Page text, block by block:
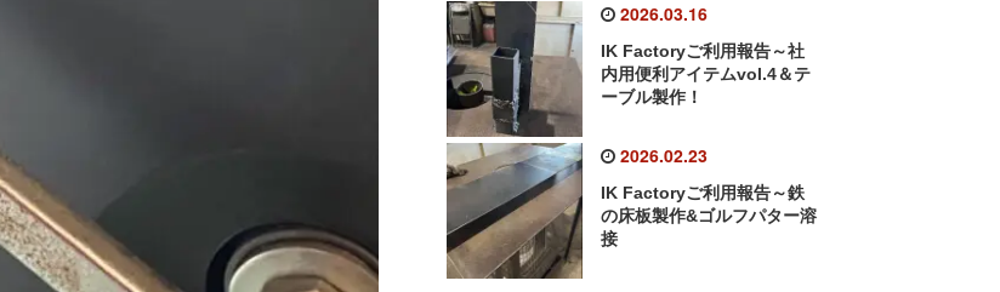
2026.03.16
IK Factoryご利用報告～社
内用便利アイテムvol.4＆テ
ーブル製作！
2026.02.23
IK Factoryご利用報告～鉄
の床板製作&ゴルフパター溶
接